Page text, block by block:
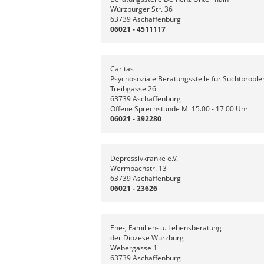
Würzburger Str. 36
63739 Aschaffenburg
06021 - 4511117
Caritas
Psychosoziale Beratungsstelle für
Treibgasse 26
63739 Aschaffenburg
Offene Sprechstunde Mi 15.00 - 17.00 Uhr
06021 - 392280
Depressivkranke e.V.
Wermbachstr. 13
63739 Aschaffenburg
06021 - 23626
Ehe-, Familien- u. Lebensberatung
der Diözese Würzburg
Webergasse 1
63739 Aschaffenburg